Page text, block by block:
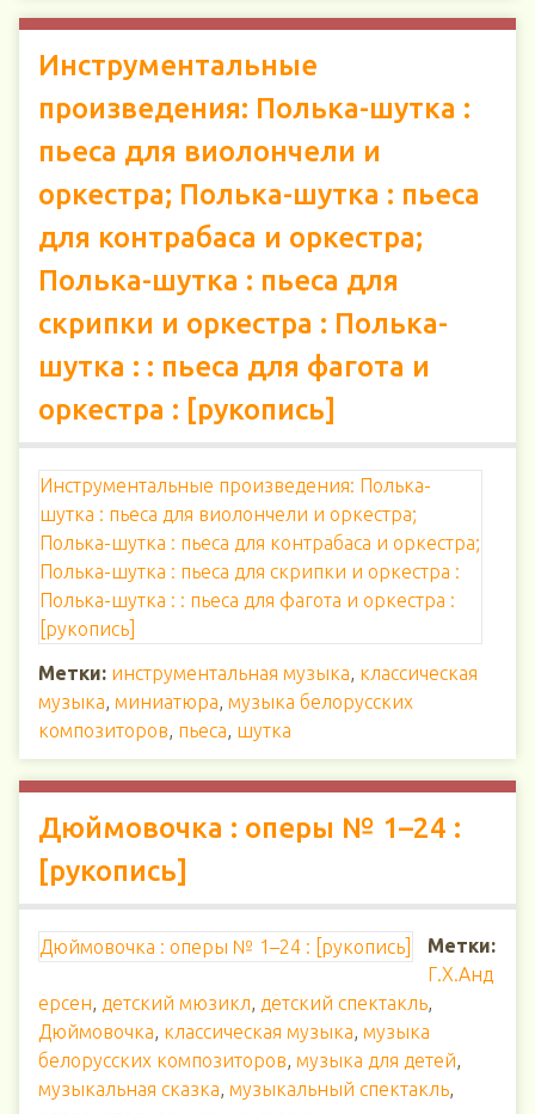
Инструментальные
произведения: Полька-шутка :
пьеса для виолончели и
оркестра; Полька-шутка : пьеса
для контрабаса и оркестра;
Полька-шутка : пьеса для
скрипки и оркестра : Полька-
шутка : : пьеса для фагота и
оркестра : [рукопись]
Инструментальные произведения: Полька-
шутка : пьеса для виолончели и оркестра;
Полька-шутка : пьеса для контрабаса и оркестра;
Полька-шутка : пьеса для скрипки и оркестра :
Полька-шутка : : пьеса для фагота и оркестра :
[рукопись]
Метки: инструментальная музыка, классическая
музыка, миниатюра, музыка белорусских
композиторов, пьеса, шутка
Дюймовочка : оперы № 1–24 :
[рукопись]
Дюймовочка : оперы № 1–24 : [рукопись]
Метки:
Г.Х.Анд
ерсен, детский мюзикл, детский спектакль,
Дюймовочка, классическая музыка, музыка
белорусских композиторов, музыка для детей,
музыкальная сказка, музыкальный спектакль,